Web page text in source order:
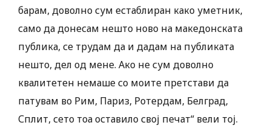
барам, доволно сум естаблиран како уметник,
само да донесам нешто ново на македонската
публика, се трудам да и дадам на публиката
нешто, дел од мене. Ако не сум доволно
квалитетен немаше со моите претстави да
патувам во Рим, Париз, Ротердам, Белград,
Сплит, сето тоа оставило свој печат“ вели тој.